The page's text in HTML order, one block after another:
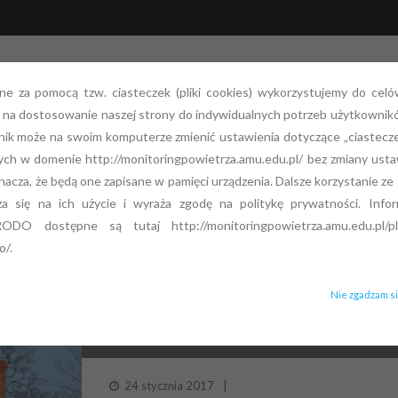
za pomocą tzw. ciasteczek (pliki cookies) wykorzystujemy do
na dostosowanie naszej strony do indywidualnych potrzeb
może na swoim komputerze zmienić ustawienia dotyczące
w domenie http://monitoringpowietrza.amu.edu.pl/ bez zmiany
że będą one zapisane w pamięci urządzenia. Dalsze korzystanie
się na ich użycie i wyraża zgodę na politykę prywatności.
dostępne są tutaj http://monitoringpowietrza.amu.edu.pl/
.
Nie zgadzam
Aktualności Zamówienia Publiczne
STYCZEŃ
MONTHLY ARCHIVES:STYCZEŃ 2017
24 stycznia 2017